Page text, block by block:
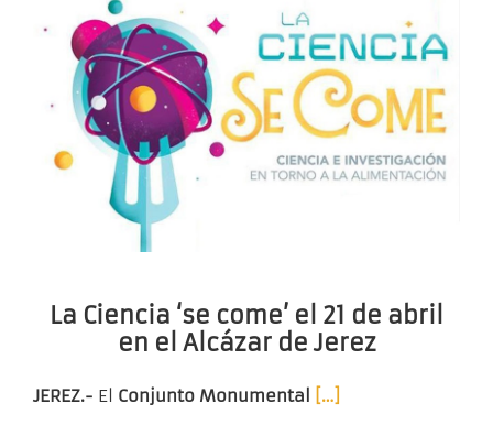
La Ciencia ‘se come’ el 21 de abril
en el Alcázar de Jerez
JEREZ.- El Conjunto Monumental […]